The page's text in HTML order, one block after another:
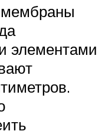
мембраны
элементами